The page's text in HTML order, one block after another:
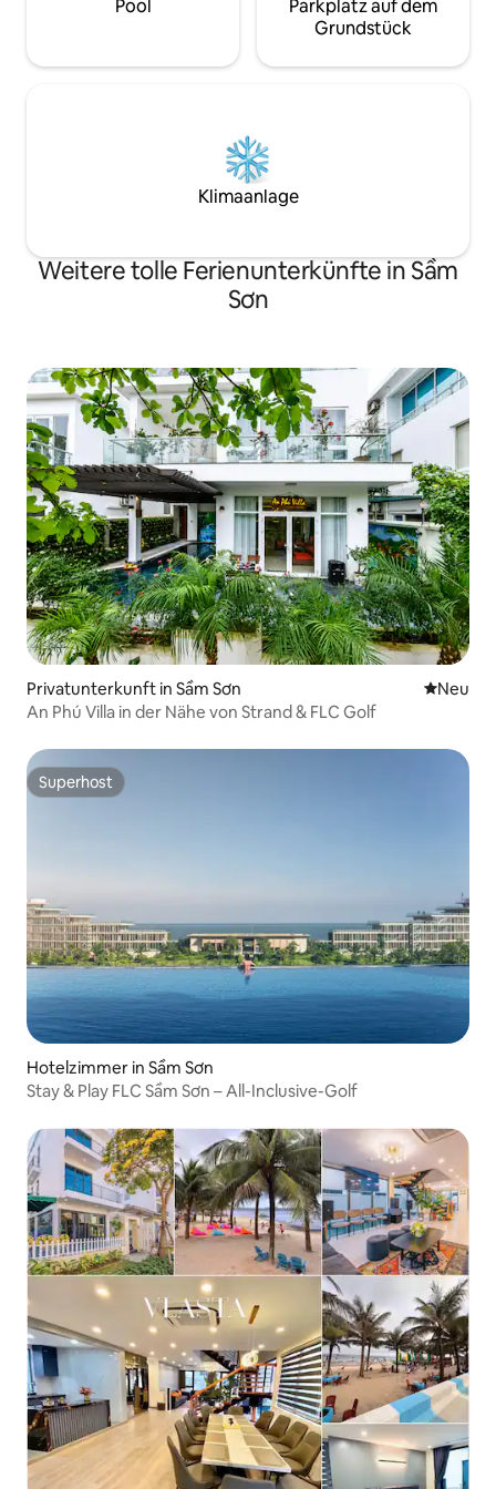
Pool
Parkplatz auf dem
Grundstück
Klimaanlage
Weitere tolle Ferienunterkünfte in Sầm
Sơn
Privatunterkunft in Sầm Sơn Neue
Neu
An Phú Villa in der Nähe von Strand & FLC Golf
Superhost
Superhost
Hotelzimmer in Sầm Sơn
Stay & Play FLC Sầm Sơn – All-Inclusive-Golf